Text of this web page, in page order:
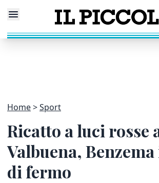
Home Sport
Ricatto a luci rosse
Valbuena,
di fermo